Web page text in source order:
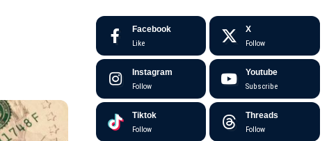
Facebook
Like
X
Follow
Instagram
Follow
Youtube
Subscribe
Tiktok
Follow
Threads
Follow